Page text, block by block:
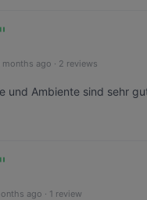
"
months ago · 2 reviews
und Ambiente sind sehr
"
ago · 1 review